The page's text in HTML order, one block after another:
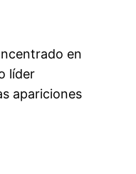
en
líder
apariciones